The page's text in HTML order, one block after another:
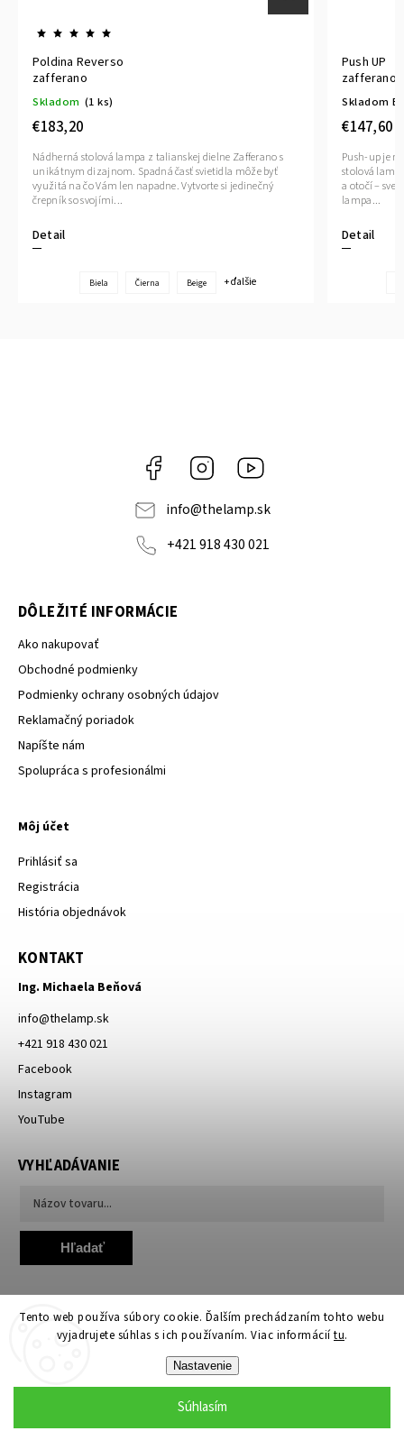
Tento web používa súbory cookie. Ďalším prechádzaním tohto webu
vyjadrujete súhlas s ich používaním. Viac informáciítu.
Nastavenie
Súhlasím
Poldina Reverso
zafferano
Skladom (1 ks)
€183,20
Detail
Nádherná stolová lampa z talianskej dielne Zafferano s
unikátnym dizajnom. Spadná časť svietidla môže byť
využitá na čo Vám len napadne. Vytvorte si jedinečný
črepník so svojími...
Biela Čierna Beige + ďalšie
Push UP
zafferano
Skladom
€147,60
Detail
Push-up je
stolová
a otočí –
lampa...
Facebook Instagram
info@thelamp.sk
+421 918 430 021
DÔLEŽITÉ INFORMÁCIE
Ako nakupovať
Obchodné podmienky
Podmienky ochrany osobných údajov
Reklamačný poriadok
Napíšte nám
Spolupráca s profesionálmi
Môj účet
Prihlásiť sa
Registrácia
História objednávok
KONTAKT
Ing. Michaela Beňová
info@thelamp.sk
+421 918 430 021
Facebook
Instagram
YouTube
VYHĽADÁVANIE
Hľadať
TheLamp.sk. Všetky práva vyhradené.